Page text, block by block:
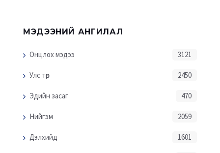
МЭДЭЭНИЙ АНГИЛАЛ
Онцлох мэдээ 3121
Улс төр 2450
Эдийн засаг 470
Нийгэм 2059
Дэлхийд 1601